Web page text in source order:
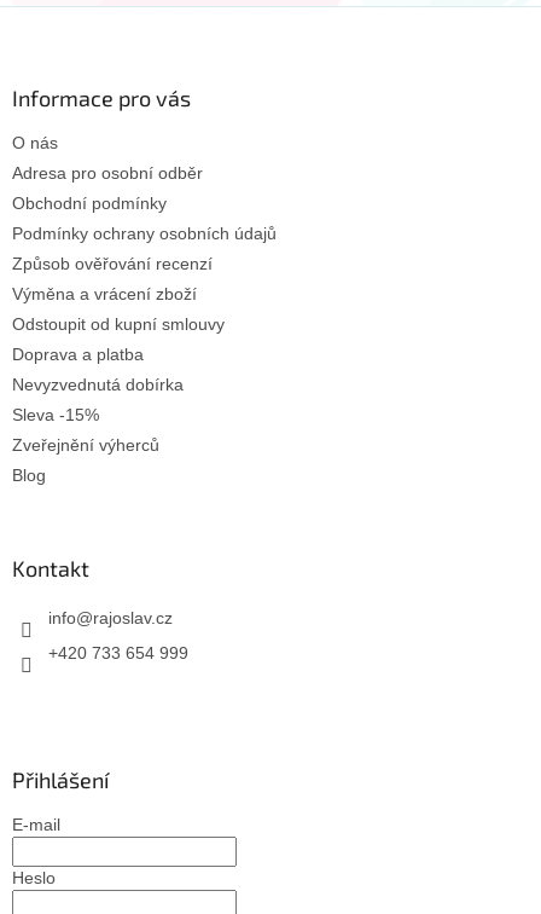
Informace pro vás
O nás
Adresa pro osobní odběr
Obchodní podmínky
Podmínky ochrany osobních údajů
Způsob ověřování recenzí
Výměna a vrácení zboží
Odstoupit od kupní smlouvy
Doprava a platba
Nevyzvednutá dobírka
Sleva -15%
Zveřejnění výherců
Blog
Kontakt
info@rajoslav.cz
+420 733 654 999
Přihlášení
E-mail
Heslo